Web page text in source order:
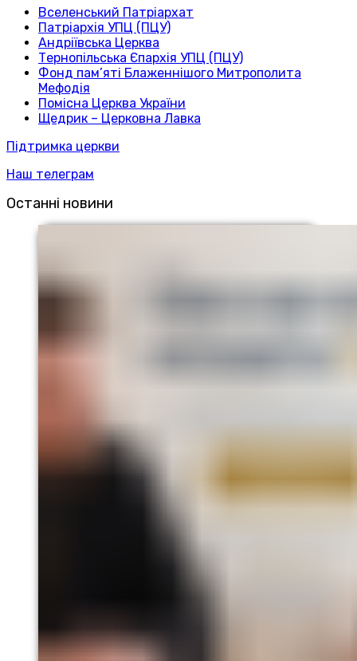
Вселенський Патріархат
Патріархія УПЦ (ПЦУ)
Андріївська Церква
Тернопільська Єпархія УПЦ (ПЦУ)
Фонд пам’яті Блаженнішого Митрополита
Мефодія
Помісна Церква України
Щедрик – Церковна Лавка
Підтримка церкви
Наш телеграм
Останні новини